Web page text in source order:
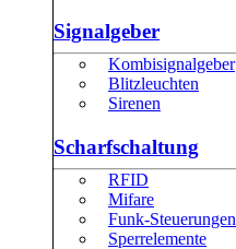
Signalgeber
Kombisignalgeber
Blitzleuchten
Sirenen
Scharfschaltung
RFID
Mifare
Funk-Steuerungen
Sperrelemente